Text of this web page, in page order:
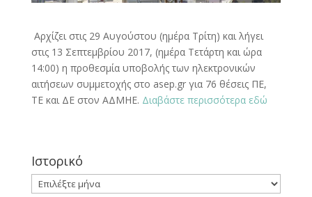
Αρχίζει στις 29 Αυγούστου (ημέρα Τρίτη) και λήγει
στις 13 Σεπτεμβρίου 2017, (ημέρα Τετάρτη και ώρα
14:00) η προθεσμία υποβολής των ηλεκτρονικών
αιτήσεων συμμετοχής στο asep.gr για 76 θέσεις ΠΕ,
ΤΕ και ΔΕ στον ΑΔΜΗΕ. Διαβάστε περισσότερα εδώ
Ιστορικό
Ιστορικό